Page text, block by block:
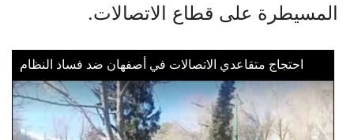
المسيطرة على قطاع الاتصالات.
احتجاج متقاعدي الاتصالات في أصفهان ضد فساد النظام